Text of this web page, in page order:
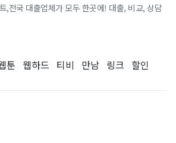
,전국 대출업체가 모두 한곳에! 대출, 비교, 상담
툰 웹하드 티비 만남 링크 할인